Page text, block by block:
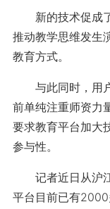
新的技术促成了
推动教学思维发生
教育方式。
与此同时，用户
前单纯注重师资力
要求教育平台加大
参与性。
记者近日从沪江
平台目前已有